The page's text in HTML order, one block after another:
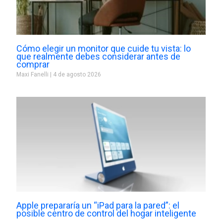
Cómo elegir un monitor que cuide tu vista: lo
que realmente debes considerar antes de
comprar
Maxi Fanelli 4 de agosto 2026
Apple prepararía un “iPad para la pared”: el
posible centro de control del hogar inteligente